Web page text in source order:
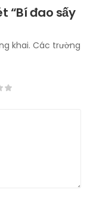
“Bí đao sấy
khai. Các trường